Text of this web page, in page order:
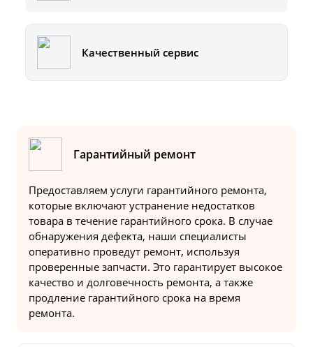
Качественный сервис
Гарантийный ремонт
Предоставляем услуги гарантийного ремонта,
которые включают устранение недостатков
товара в течение гарантийного срока. В случае
обнаружения дефекта, наши специалисты
оперативно проведут ремонт, используя
проверенные запчасти. Это гарантирует высокое
качество и долговечность ремонта, а также
продление гарантийного срока на время
ремонта.